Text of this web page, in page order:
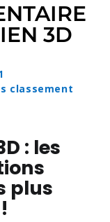
3D
classement
: les
plus